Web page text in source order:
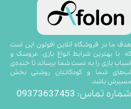
ما در فروشگاه آنلاین آفولون این است
با بهترین شرایط انواع بازی، عروسک و
بازی را به دست شما برساند تا خنده‌ی
شما و کودکانتان روشنی بخش
باشد.
تماس: 09373637453